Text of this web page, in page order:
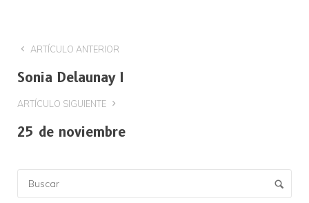
ARTÍCULO ANTERIOR
Sonia Delaunay I
ARTÍCULO SIGUIENTE
25 de noviembre